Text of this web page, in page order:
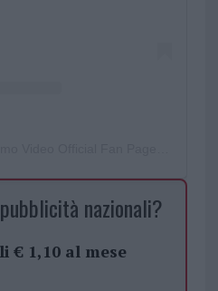
nazionali?
€ 1,10 al mese